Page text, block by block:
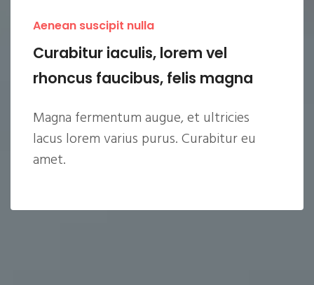
Aenean suscipit nulla
Curabitur iaculis, lorem vel
rhoncus faucibus, felis magna
Magna fermentum augue, et ultricies
lacus lorem varius purus. Curabitur eu
amet.